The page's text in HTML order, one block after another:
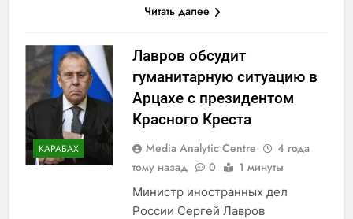
Читать далее
КАРАБАХ
Лавров обсудит
гуманитарную ситуацию в
Арцахе с президентом
Красного Креста
Media Analytic Centre
4 года
тому назад
0 1 минуты
Министр иностранных дел
России Сергей Лавров